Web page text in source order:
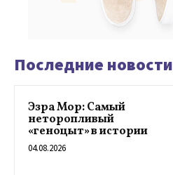
Последние новости
Эзра Мор: Самый
неторопливый
«геноцыт» в истории
04.08.2026